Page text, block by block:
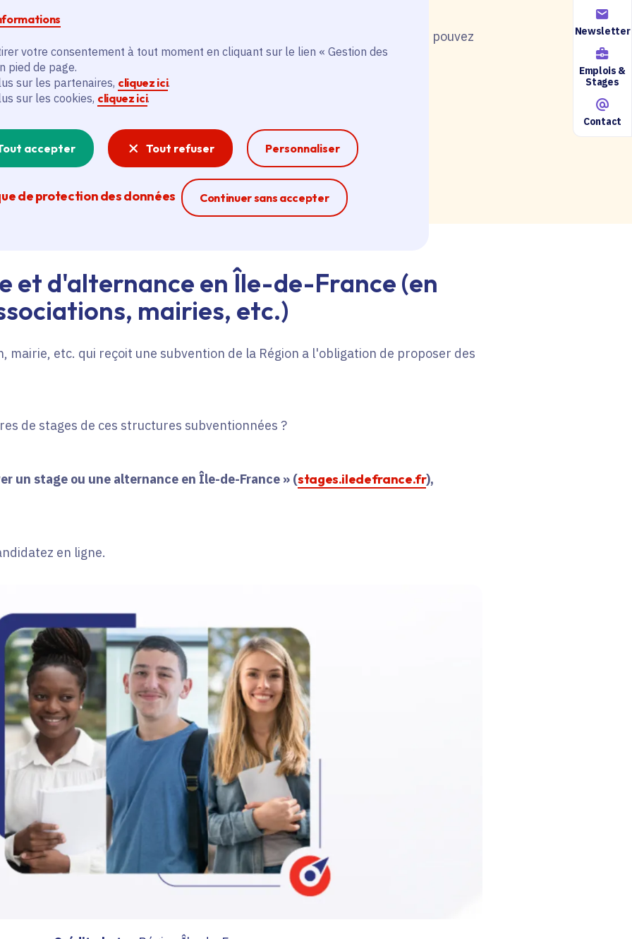
votre consentement à tout moment en cliquant sur le lien « Gestion des
pied de page.
sur les partenaires, cliquez ici.
sur les cookies, cliquez ici.
accepter Tout refuser Personnaliser
de protection des données Continuer sans accepter
Ferme la modale
Newsletter
Emplois &
Stages
Contact
d'emploi au siège de la Région ou dans les lycées, avant de postuler, vous pouvez
nos agents Ambassadeurs.Plus d'infos.
technique ?
technique, écrivez-nous en utilisant le formulaire accessible ici.
et d'alternance en Île-de-France (en
mairies, etc.)
mairie, etc. qui reçoit une subvention de la Région a l'obligation de proposer des
de stages de ces structures subventionnées ?
un stage ou une alternance en Île-de-France » (stages.iledefrance.fr),
en ligne.